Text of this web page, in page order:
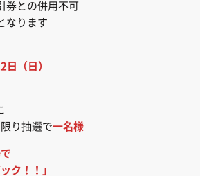
券との併用不可
なります
日（日）
り抽選で一名様
ク！！」